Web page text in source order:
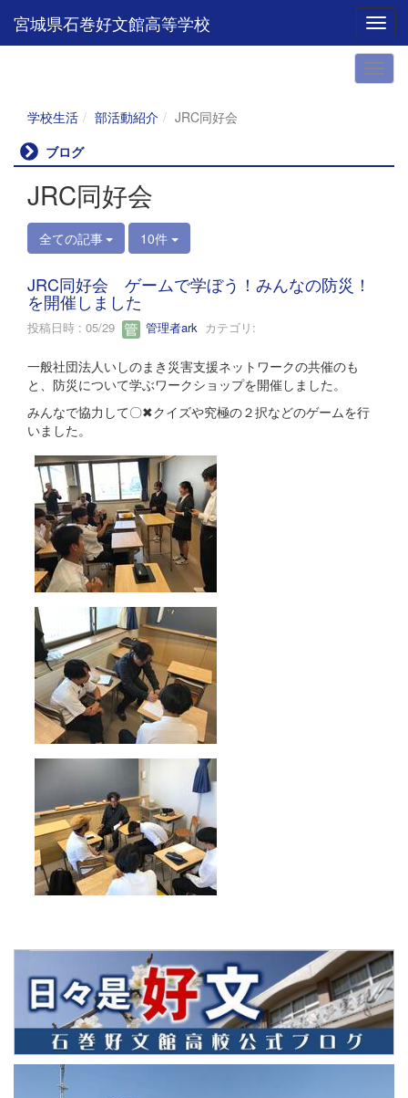
宮城県石巻好文館高等学校
学校生活 部活動紹介
JRC同好会
ブログ
JRC同好会
全ての記事 10件
JRC同好会 ゲームで学ぼう！みんなの防災！
を開催しました
投稿日時 : 05/29 管理者ark カテゴリ:
一般社団法人いしのまき災害支援ネットワークの共催のも
と、防災について学ぶワークショップを開催しました。
みんなで協力して〇✖クイズや究極の２択などのゲームを行
いました。